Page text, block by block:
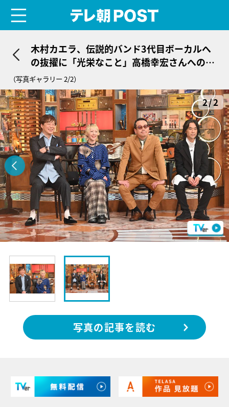
木村カエラ、伝説的バンド3代目ボーカルへ
の抜擢に「光栄なこと」高橋幸宏さんへの想
いも「すごく優しくて、温厚で負がない」
（写真ギャラリー 2/2）
2/2
写真の記事を読む